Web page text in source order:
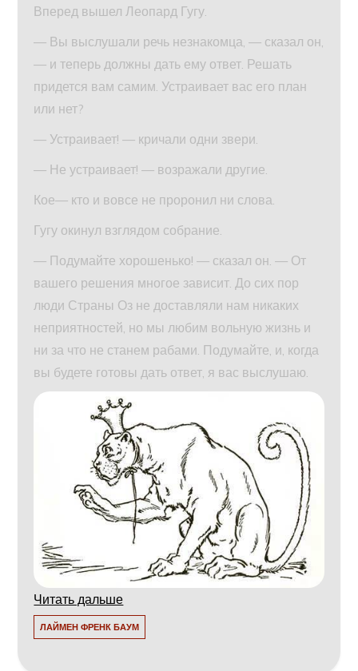
Вперед вышел Леопард Гугу.
— Вы выслушали речь незнакомца, — сказал он,
— и теперь должны дать ему ответ. Решать
придется вам самим. Устраивает вас его план
или нет?
— Устраивает! — кричали одни звери.
— Не устраивает! — возражали другие.
Кое— кто и вовсе не проронил ни слова.
Гугу окинул взглядом собрание.
— Подумайте хорошенько! — сказал он. — От
вашего решения многое зависит. До сих пор
люди Страны Оз не доставляли нам никаких
неприятностей, но мы любим вольную жизнь и
ни за что не станем рабами. Подумайте, и, когда
вы будете готовы дать ответ, я вас выслушаю.
Читать дальше
ЛАЙМЕН ФРЕНК БАУМ